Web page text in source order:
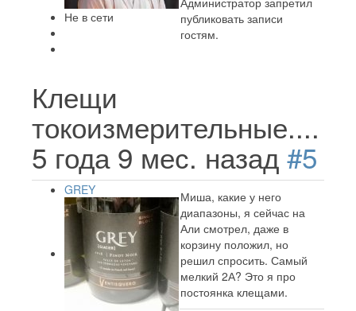
Не в сети
публиковать записи
гостям.
Клещи
токоизмерительные....
5 года 9 мес. назад #5
GREY
Миша, какие у него
диапазоны, я сейчас на
Али смотрел, даже в
корзину положил, но
решил спросить. Самый
мелкий 2А? Это я про
постоянка клещами.